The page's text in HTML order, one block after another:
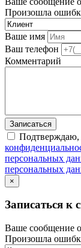
Произошла
Ваше имя
Ваш телефон
Комментарий
Записаться
Подтверждаю,
персональных
персональных
×
Записаться к
Ваше сообщение
Произошла